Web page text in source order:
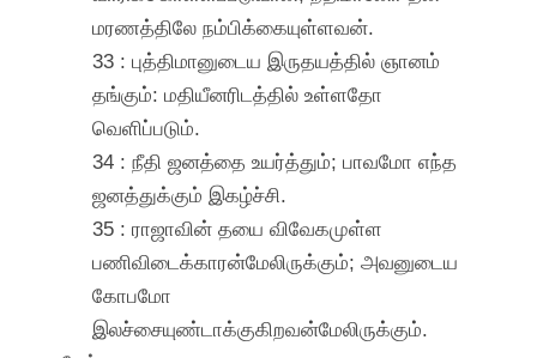
மரணத்திலே நம்பிக்கையுள்ளவன்.
33 : புத்திமானுடைய இருதயத்தில் ஞானம்
தங்கும்: மதியீனரிடத்தில் உள்ளதோ
வெளிப்படும்.
34 : நீதி ஜனத்தை உயர்த்தும்; பாவமோ எந்த
ஜனத்துக்கும் இகழ்ச்சி.
35 : ராஜாவின் தயை விவேகமுள்ள
பணிவிடைக்காரன்மேலிருக்கும்; அவனுடைய
கோபமோ
இலச்சையுண்டாக்குகிறவன்மேலிருக்கும்.